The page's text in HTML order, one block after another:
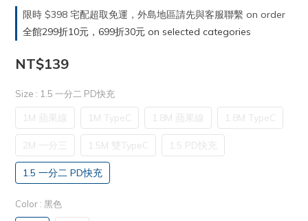
限時 $398 宅配超取免運，外島地區請先與客服聯繫 on order
全館299折10元，699折30元 on selected categories
NT$139
Size : 1.5 一分二 PD快充
1M 蘋果線 1M TypeC 1.8M 蘋果線 1.8M TypeC
2M 一分三 1.5M 雙TypeC 1.5 PD快充
1.5 一分二 PD快充
Color : 黑色